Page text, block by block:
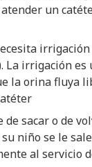
un
irrigación
La irrigación es
la orina fluya
de sacar o de
su niño se le
al servicio